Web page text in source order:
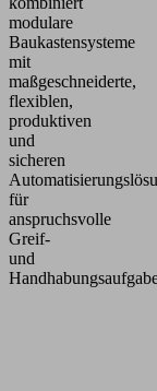
modulare
Baukastensysteme
mit
maßgeschneiderte,
flexiblen,
produktiven
und
sicheren
für
anspruchsvolle
Greif-
und